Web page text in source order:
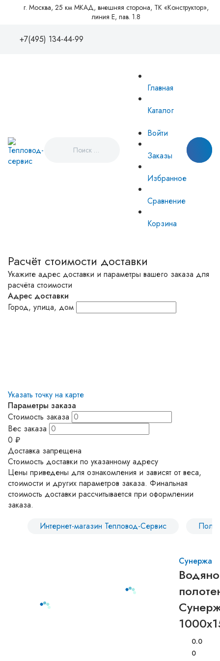
г. Москва, 25 км МКАД, внешняя сторона, ТК «Конструктор»,
линия Е, пав. 1.8
+7(495) 134-44-99
сторона, ТК «Конструктор», линия
Главная
Каталог
Войти
Заказы
Избранное
Сравнение
Корзина
Расчёт стоимости доставки
Укажите адрес доставки и параметры вашего заказа для
расчёта стоимости
Адрес доставки
Город, улица, дом
Указать точку на карте
Параметры заказа
Стоимость заказа
Вес заказа
0 ₽
Доставка запрещена
Стоимость доставки по указанному адресу
Цены приведены для ознакомления и зависят от веса,
стоимости и других параметров заказа. Финальная
стоимость доставки рассчитывается при оформлении
заказа.
Интернет-магазин Тепловод-Сервис
Сунержа
0.0
0